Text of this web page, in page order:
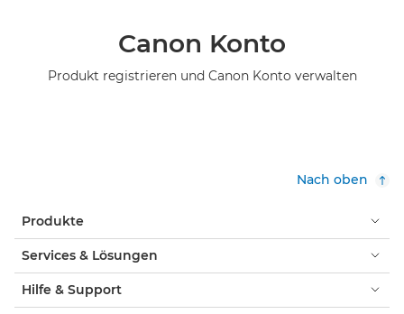
Canon Konto
Produkt registrieren und Canon Konto verwalten
Nach oben
Produkte
Services & Lösungen
Hilfe & Support